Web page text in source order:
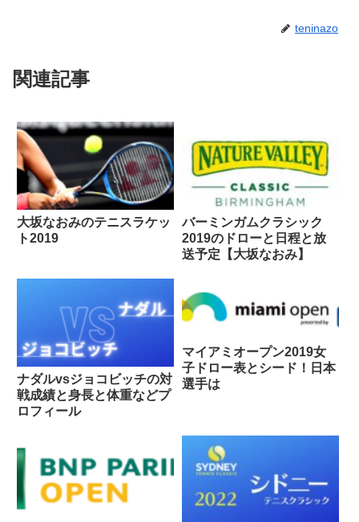
teninazo
関連記事
大坂なおみのテニスラケッ
ト2019
バーミンガムクラシック
2019のドローと日程と放
送予定【大坂なおみ】
ナダルvsジョコビッチの対
戦成績と身長と体重などプ
ロフィール
マイアミオープン2019女
子ドロー表とシード！日本
選手は